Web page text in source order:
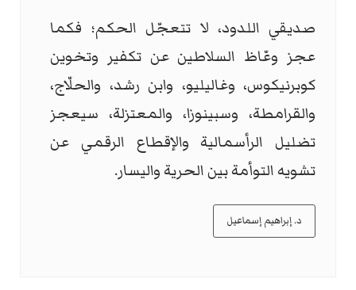
صديقي اللدود، لا تتعجّل الحكم؛ فكما
عجز وعّاظ السلاطين عن تكفير وتخوين
كوبرنيكوس، وغاليليو، وابن رشد، والحلّاج،
والقرامطة، وسبينوزا، والمعتزلة، سيعجز
تضليل الرأسمالية والإقطاع الرقمي عن
تشويه التوأمة بين الحرية واليسار.
د. إبراهيم إسماعيل